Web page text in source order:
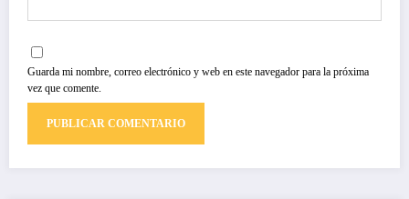
Guarda mi nombre, correo electrónico y web en este navegador para la próxima
vez que comente.